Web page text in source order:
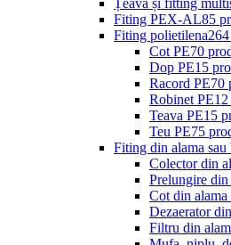
Fiting PEX-AL85
Fiting polietilena
Cot PE70
Dop PE15
Racord PE70
Robinet PE
Teava PE15
Teu PE75
Fiting din alama sau
Colector din
Prelungire din
Cot din alama
Dezaerator
Filtru din